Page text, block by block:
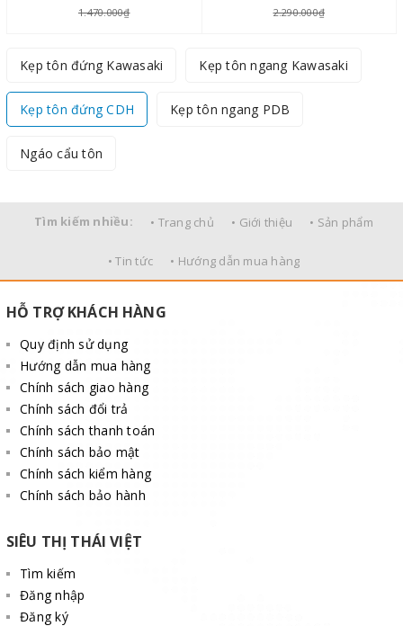
1.470.000₫ 2.290.000₫
Kẹp tôn đứng Kawasaki Kẹp tôn ngang Kawasaki
Kẹp tôn đứng CDH Kẹp tôn ngang PDB
Ngáo cẩu tôn
Tìm kiếm nhiều: • Trang chủ • Giới thiệu • Sản phẩm
• Tin tức • Hướng dẫn mua hàng
HỖ TRỢ KHÁCH HÀNG
Quy định sử dụng
Hướng dẫn mua hàng
Chính sách giao hàng
Chính sách đổi trả
Chính sách thanh toán
Chính sách bảo mật
Chính sách kiểm hàng
Chính sách bảo hành
SIÊU THỊ THÁI VIỆT
Tìm kiếm
Đăng nhập
Đăng ký